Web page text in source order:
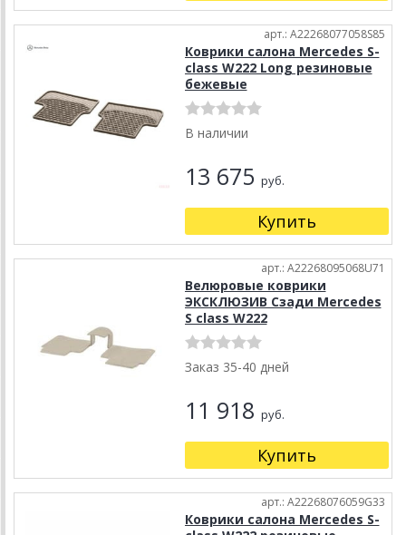
арт.: A22268077058S85
Коврики салона Mercedes S-
class W222 Long резиновые
бежевые
В наличии
13 675 руб.
Купить
арт.: A22268095068U71
Велюровые коврики
ЭКСКЛЮЗИВ Сзади Mercedes
S class W222
Заказ 35-40 дней
11 918 руб.
Купить
арт.: A22268076059G33
Коврики салона Mercedes S-